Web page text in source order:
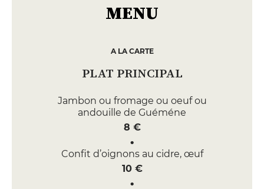
MENU
A LA CARTE
PLAT PRINCIPAL
Jambon ou fromage ou oeuf ou
andouille de Guéméne
8 €
Confit d’oignons au cidre, œuf
10 €